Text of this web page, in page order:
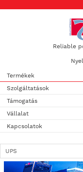
Reliable
Termékek
Szolgáltatások
Támogatás
Vállalat
Kapcsolatok